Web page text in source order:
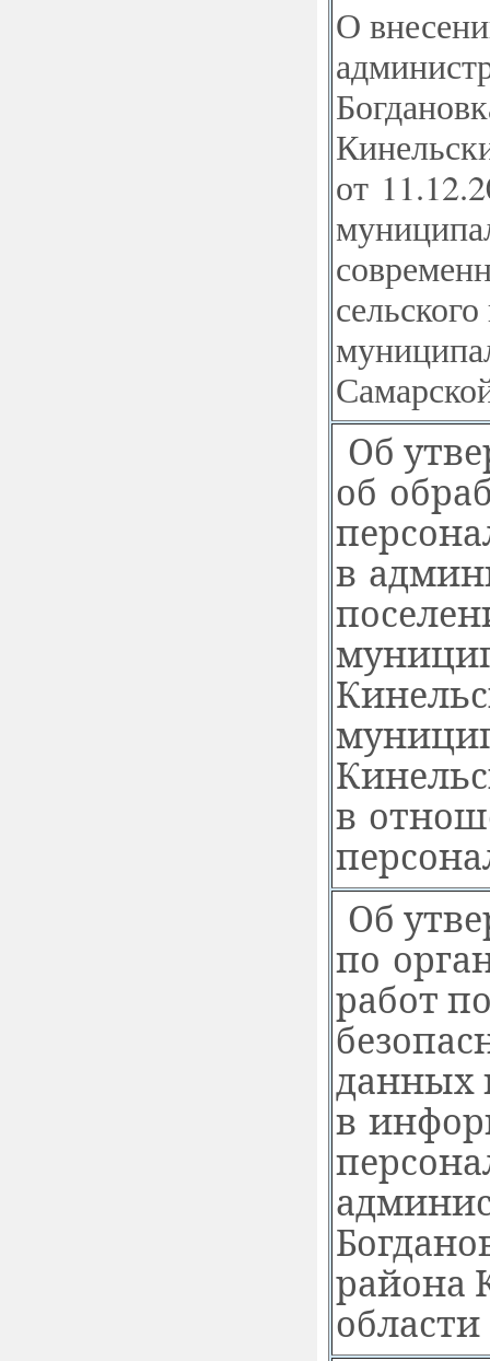
О
от
Об
об
в
в
Об
по
работ
данных
в
района
области